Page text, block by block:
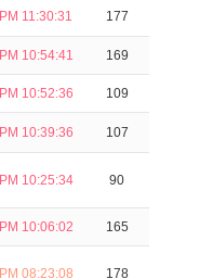
PM 11:30:31 177
PM 10:54:41 169
PM 10:52:36 109
PM 10:39:36 107
PM 10:25:34 90
PM 10:06:02 165
PM 08:23:08 178